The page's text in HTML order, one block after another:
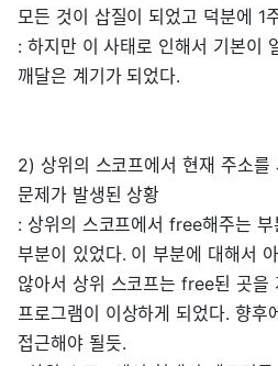
모든 것이 삽질이 되었고 덕분에 1
: 하지만 이 사태로 인해서 기본이
깨달은 계기가 되었다.
2) 상위의 스코프에서 현재 주소
문제가 발생된 상황
: 상위의 스코프에서 free해주는
부분이 있었다. 이 부분에 대해서
않아서 상위 스코프는 free된 곳을
프로그램이 이상하게 되었다. 향후
접근해야 될듯.